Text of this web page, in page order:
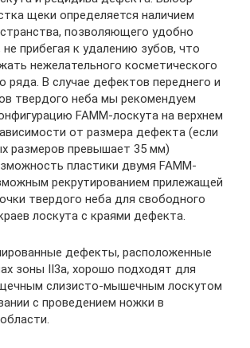
щеки определяется наличием
позволяющего удобно
прибегая к удалению зубов, что
нежелательного косметического
ряда. В случае дефектов переднего и
твердого неба мы рекомендуем
FAMM-лоскута на верхнем
от размера дефекта (если
размеров превышает 35 мм)
пластики двумя FAMM-
рекрутированием прилежащей
твердого неба для свободного
лоскута с краями дефекта.
дефекты, расположенные
зоны II3a, хорошо подходят для
слизисто-мышечным лоскутом
с проведением ножки в